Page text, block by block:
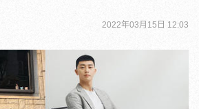
2022年03月15日 12:03